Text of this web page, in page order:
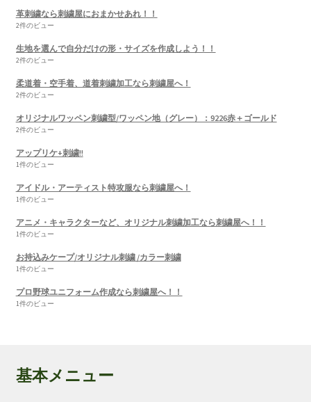
革刺繍なら刺繍屋におまかせあれ！！
2件のビュー
生地を選んで自分だけの形・サイズを作成しよう！！
2件のビュー
柔道着・空手着、道着刺繍加工なら刺繍屋へ！
2件のビュー
オリジナルワッペン刺繍型/ワッペン地（グレー）：9226赤＋ゴールド
2件のビュー
アップリケ+刺繍!!
1件のビュー
アイドル・アーティスト特攻服なら刺繍屋へ！
1件のビュー
アニメ・キャラクターなど、オリジナル刺繍加工なら刺繍屋へ！！
1件のビュー
お持込みケープ/オリジナル刺繍 /カラー刺繍
1件のビュー
プロ野球ユニフォーム作成なら刺繍屋へ！！
1件のビュー
基本メニュー